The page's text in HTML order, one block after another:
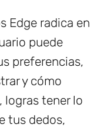
Edge radica en
puede
preferencias,
y cómo
logras tener lo
tus dedos,